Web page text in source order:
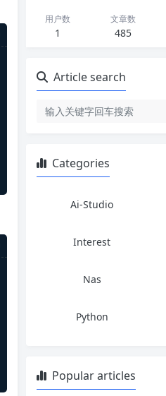
用户数
1
文章数
485
Article search
Categories
Ai-Studio
Interest
Nas
Python
Popular articles